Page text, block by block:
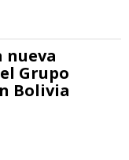
nueva
Grupo
Bolivia